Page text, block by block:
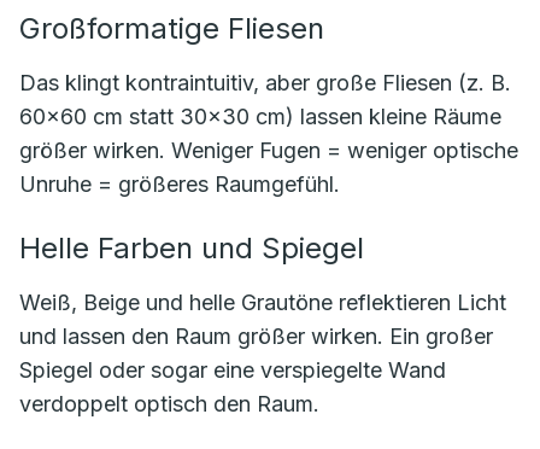
Großformatige Fliesen
Das klingt kontraintuitiv, aber große Fliesen (z. B.
60×60 cm statt 30×30 cm) lassen kleine Räume
größer wirken. Weniger Fugen = weniger optische
Unruhe = größeres Raumgefühl.
Helle Farben und Spiegel
Weiß, Beige und helle Grautöne reflektieren Licht
und lassen den Raum größer wirken. Ein großer
Spiegel oder sogar eine verspiegelte Wand
verdoppelt optisch den Raum.